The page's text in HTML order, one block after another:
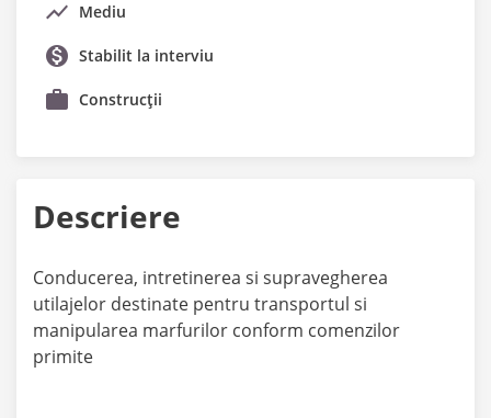
Mediu
Stabilit la interviu
Construcții
Descriere
Conducerea, intretinerea si supravegherea
utilajelor destinate pentru transportul si
manipularea marfurilor conform comenzilor
primite